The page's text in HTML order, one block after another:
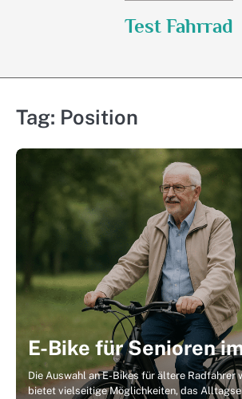
Test Fahrrad
Tag: Position
E-Bike für Senioren
Die Auswahl an E-Bikes für ältere Radfahrer
bietet vielseitige Möglichkeiten, das